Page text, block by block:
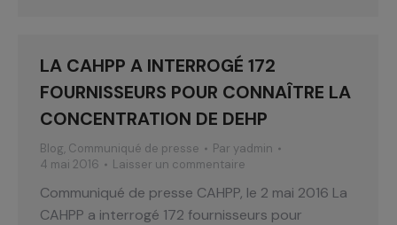
LA CAHPP A INTERROGÉ 172
FOURNISSEURS POUR CONNAÎTRE LA
CONCENTRATION DE DEHP
Blog, Communiqué de presse Par yadmin
4 mai 2016
Laisser un commentaire
Communiqué de presse CAHPP, le 2 mai 2016 La
CAHPP a interrogé 172 fournisseurs pour